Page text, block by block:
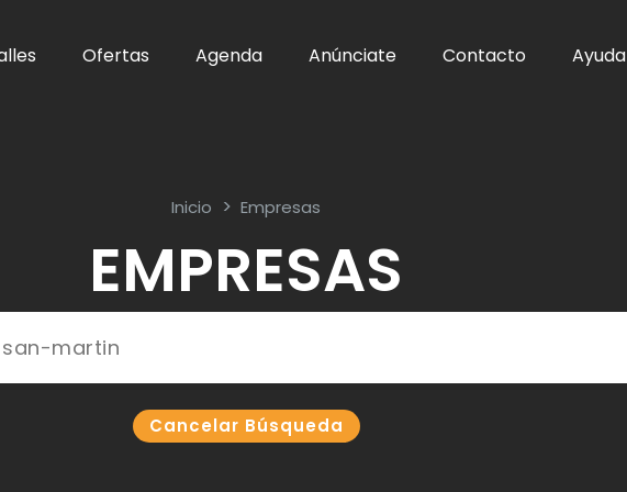
Ofertas Agenda Anúnciate Contacto Ayuda
Inicio Empresas
EMPRESAS
Cancelar Búsqueda